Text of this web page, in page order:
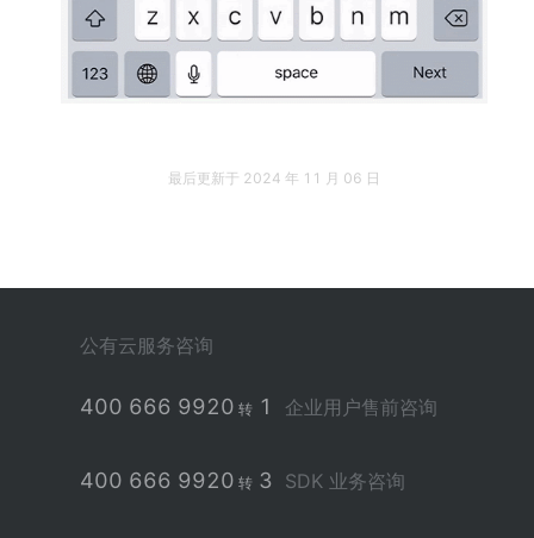
最后更新于 2024 年 11 月 06 日
公有云服务咨询
400 666 9920 转1 企业用户售前咨询
400 666 9920 转3 SDK 业务咨询